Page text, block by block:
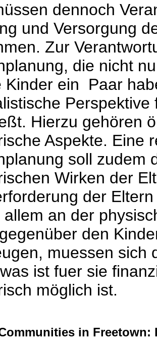
dennoch
und Versorgung
Zur
die nicht
Kinder ein Paar
Hierzu gehören
Aspekte. Eine
soll zudem
Wirken der
der
allem an der
den
muessen sich
ist fuer sie
möglich ist.
in Freetown: